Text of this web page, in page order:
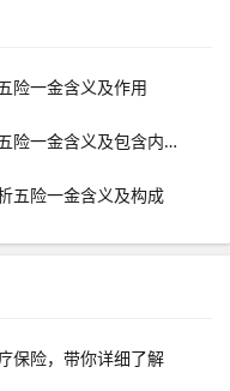
险一金含义及作用
五险一金是哪五险？哪一金？详解读五险一金含义及包含内容
五险一金含义及构成
保险，带你详细了解